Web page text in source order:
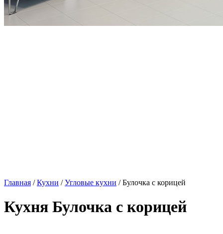
Главная /Кухни /Угловые кухни / Булочка с корицей
Кухня Булочка с корицей